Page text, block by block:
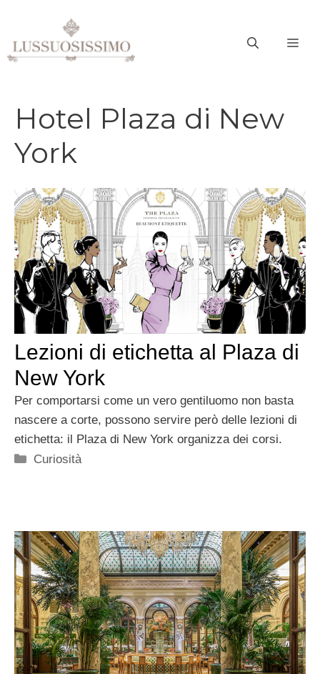
contenuto
Hotel Plaza di New
York
Lezioni di etichetta al Plaza di
New York
Per comportarsi come un vero gentiluomo non basta
nascere a corte, possono servire però delle lezioni di
etichetta: il Plaza di New York organizza dei corsi.
Categorie
Curiosità